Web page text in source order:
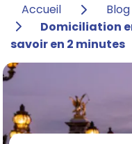
Accueil Blog
Domiciliation
savoir en 2 minutes